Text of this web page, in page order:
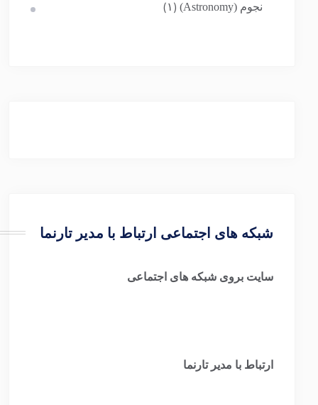
نجوم (Astronomy) (۱)
شبکه های اجتماعی ارتباط با مدیر تارنما
سایت بروی شبکه های اجتماعی
ارتباط با مدیر تارنما